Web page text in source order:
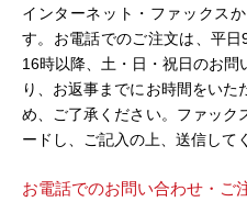
インターネット・ファックス
す。お電話でのご注文は、平
16時以降、土・日・祝日のお問
り、お返事までにお時間をいた
め、ご了承ください。ファック
ードし、ご記入の上、送信して
お電話でのお問い合わせ・ご